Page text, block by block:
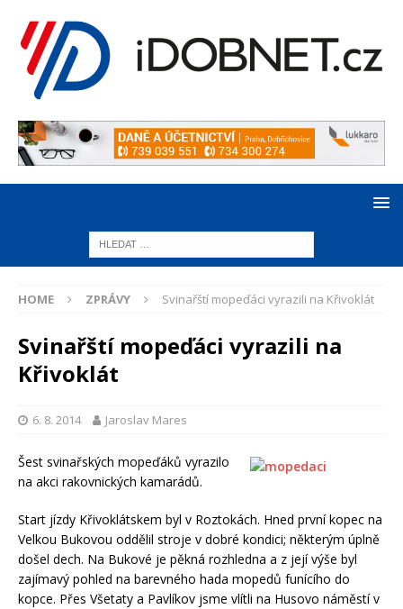
HOME ZPRÁVY Svinařští mopeďáci vyrazili na Křivoklát
Svinařští mopeďáci vyrazili na
Křivoklát
6. 8. 2014 Jaroslav Mares
Šest svinařských mopeďáků vyrazilo
na akci rakovnických kamarádů.
Start jízdy Křivoklátskem byl v Roztokách. Hned první kopec na
Velkou Bukovou oddělil stroje v dobré kondici; některým úplně
došel dech. Na Bukové je pěkná rozhledna a z její výše byl
zajímavý pohled na barevného hada mopedů funícího do
kopce. Přes Všetaty a Pavlíkov jsme vlítli na Husovo náměstí v